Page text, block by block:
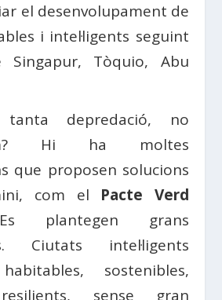
el desenvolupament de
i intel·ligents seguint
Singapur, Tòquio, Abu
depredació, no
Hi ha moltes
que proposen solucions
com el Pacte Verd
plantegen grans
Ciutats intel·ligents
sostenibles,
sense gran